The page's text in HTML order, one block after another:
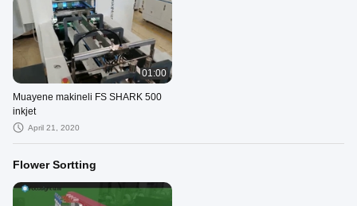
01:00
Muayene makineli FS SHARK 500
inkjet
April 21, 2020
Flower Sortting